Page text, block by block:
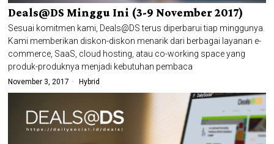
Deals@DS Minggu Ini (3-9 November 2017)
Sesuai komitmen kami, Deals@DS terus diperbarui tiap minggunya.
Kami memberikan diskon-diskon menarik dari berbagai layanan e-
commerce, SaaS, cloud hosting, atau co-working space yang
produk-produknya menjadi kebutuhan pembaca
November 3, 2017 Hybrid